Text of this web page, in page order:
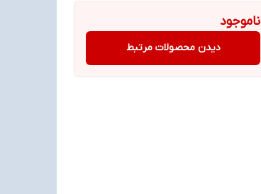
ناموجود
دیدن محصولات مرتبط